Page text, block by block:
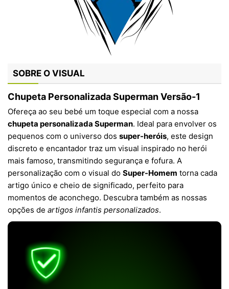
SOBRE O VISUAL
Chupeta Personalizada Superman Versão-1
Ofereça ao seu bebé um toque especial com a nossa
chupeta personalizada Superman. Ideal para envolver os
pequenos com o universo dos super-heróis, este design
discreto e encantador traz um visual inspirado no herói
mais famoso, transmitindo segurança e fofura. A
personalização com o visual do Super-Homem torna cada
artigo único e cheio de significado, perfeito para
momentos de aconchego. Descubra também as nossas
opções de artigos infantis personalizados.